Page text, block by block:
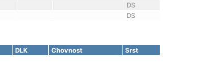
DS
DS
DLK Chovnost Srst